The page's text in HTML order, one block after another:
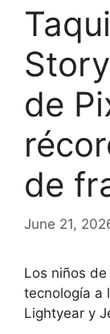
de
de
June 21,
Los niños
tecnología a
Lightyear y